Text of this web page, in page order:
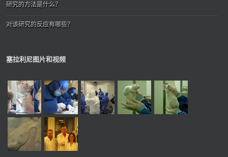
研究的方法是什么？
对该研究的反应有哪些？
塞拉利尼图片和视频